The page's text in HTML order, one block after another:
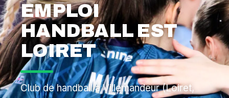
EMPLOI
HANDBALL EST
LOIRET
Club de handball à Villemandeur (Loiret,